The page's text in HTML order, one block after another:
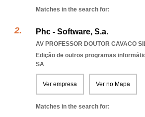
Matches in the search for:
Phc - Software, S.a.
AV PROFESSOR DOUTOR CAVACO
Edição de outros programas
SA
Ver empresa Ver no Mapa
Matches in the search for: